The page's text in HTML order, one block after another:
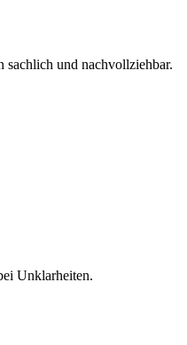
und nachvollziehbar.
Unklarheiten.